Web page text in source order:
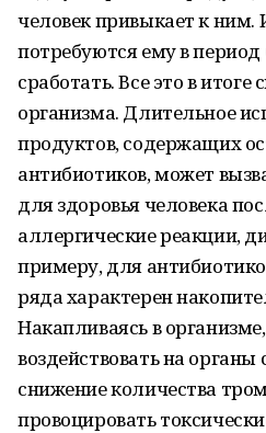
человек привыкает к ним.
потребуются ему в период
сработать. Все это в
организма. Длительное
продуктов, содержащих
антибиотиков, может
для здоровья человека
аллергические реакции,
примеру, для
ряда характерен
Накапливаясь в
воздействовать на органы
снижение количества
провоцировать